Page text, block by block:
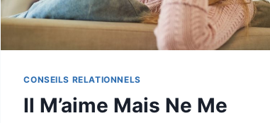
CONSEILS RELATIONNELS
Il M’aime Mais Ne Me